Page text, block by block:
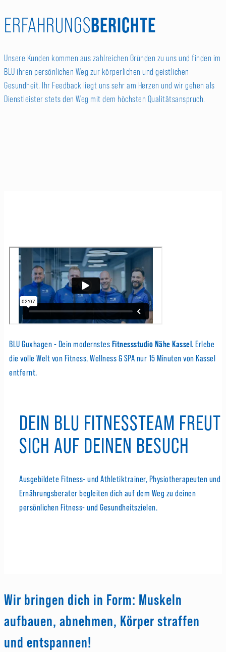
ERFAHRUNGSBERICHTE
Unsere Kunden kommen aus zahlreichen Gründen zu uns und finden im
BLU ihren persönlichen Weg zur körperlichen und geistlichen
Gesundheit. Ihr Feedback liegt uns sehr am Herzen und wir gehen als
Dienstleister stets den Weg mit dem höchsten Qualitätsanspruch.
BLU Guxhagen - Dein modernstesFitnessstudio Nähe Kassel. Erlebe
die volle Welt von Fitness, Wellness & SPA nur 15 Minuten von Kassel
entfernt.
DEIN BLU FITNESSTEAM FREUT
SICH AUF DEINEN BESUCH
Ausgebildete Fitness- und Athletiktrainer, Physiotherapeuten und
Ernährungsberater begleiten dich auf dem Weg zu deinen
persönlichen Fitness- und Gesundheitszielen.
Wir bringen dich in Form: Muskeln
aufbauen, abnehmen, Körper straffen
und entspannen!